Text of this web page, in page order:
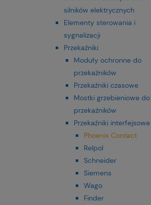
silników elektrycznych
Elementy sterowania i
sygnalizacji
Przekaźniki
Moduły ochronne do
przekaźników
Przekaźniki czasowe
Mostki grzebieniowe do
przekaźników
Przekaźniki interfejsowe
Phoenix Contact
Relpol
Schneider
Siemens
Wago
Finder